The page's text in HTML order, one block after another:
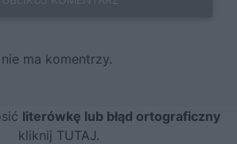
ma komentrzy.
literówkę lub błąd ortograficzny
kliknij TUTAJ.